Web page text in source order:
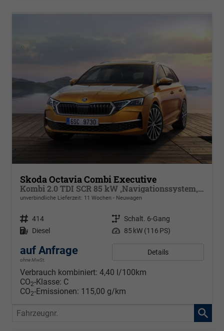
Skoda Octavia Combi Executive
Kombi 2.0 TDI SCR 85 kW ,Navigationssystem, 17 Zoll Alufelgen, ACC, PDC, Klimaautomatik, Phone Box, Reserverad, Full LED, 4 Jahre Garantie
unverbindliche Lieferzeit: 11 Wochen Neuwagen
Fahrzeugnr. 414 Getriebe Schalt. 6-Gang
Kraftstoff Diesel Leistung 85 kW (116 PS)
auf Anfrage
ohne MwSt.
Details
Verbrauch kombiniert: 4,40 l/100km
CO2-Klasse: C
CO2-Emissionen: 115,00 g/km
Fahrzeugnr.